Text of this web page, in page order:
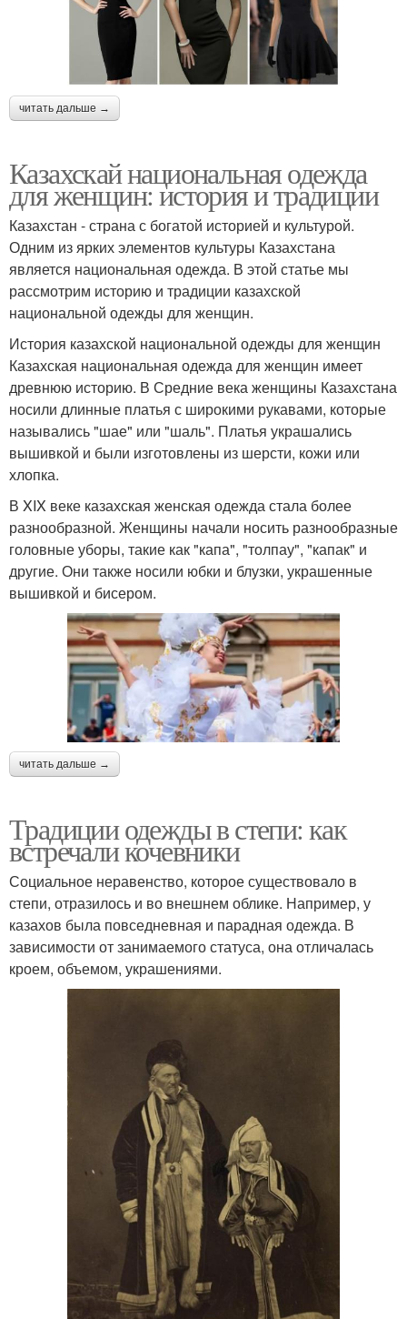
читать дальше →
Казахскай национальная одежда
для женщин: история и традиции
Казахстан - страна с богатой историей и культурой.
Одним из ярких элементов культуры Казахстана
является национальная одежда. В этой статье мы
рассмотрим историю и традиции казахской
национальной одежды для женщин.
История казахской национальной одежды для женщин
Казахская национальная одежда для женщин имеет
древнюю историю. В Средние века женщины Казахстана
носили длинные платья с широкими рукавами, которые
назывались "шае" или "шаль". Платья украшались
вышивкой и были изготовлены из шерсти, кожи или
хлопка.
В XIX веке казахская женская одежда стала более
разнообразной. Женщины начали носить разнообразные
головные уборы, такие как "капа", "толпау", "капак" и
другие. Они также носили юбки и блузки, украшенные
вышивкой и бисером.
читать дальше →
Традиции одежды в степи: как
встречали кочевники
Социальное неравенство, которое существовало в
степи, отразилось и во внешнем облике. Например, у
казахов была повседневная и парадная одежда. В
зависимости от занимаемого статуса, она отличалась
кроем, объемом, украшениями.